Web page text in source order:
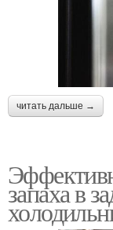
читать дальше →
запаха в